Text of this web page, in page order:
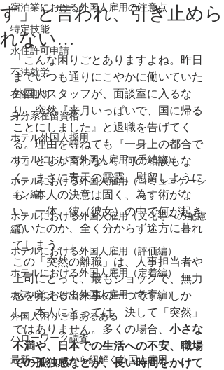
宿泊業における外国人雇用の注意点
特定技能
永住許可申請
不法就労
在留期間
身分系在留資格
ホテル外国人採用
ホテルにおける外国人雇用（手続編）
ホテルにおける外国人雇用（コミュニケーシ
ョン編）
ホテルにおける外国人雇用（文化等への配慮
編）
ホテルにおける外国人雇用（評価編）
ホテルにおける外国人雇用（定着編）
ホテルにおける外国人雇用（教育編）
外国人困りご事あるある
ハローワーク調査
最新ニュースから紐解く外国人雇用
す」と言われ、引き止めら
れない…
「こんな困りごとありますよね。昨日
までいつも通りにこやかに働いていた
外国人スタッフが、面談室に入るな
り、突然『来月いっぱいで、国に帰る
ことにしました』と退職を告げてく
る。理由を尋ねても『一身上の都合で
す』としか言わない。何の相談もな
く、まさに青天の霹靂。慰留しように
も、本人の決意は固く、為す術がな
い。一体、彼（彼女）の中で何が起き
ていたのか、全く分からず途方に暮れ
てしまう。」
この「突然の離職」は、人事担当者や
上司にとって、最もショックで、無力
感を覚える出来事の一つです。しか
し、本人にとっては、決して「突然」
ではありません。多くの場合、 小さな
不満や、日本での生活への不安、職場
での孤独感などが、長い時間をかけて